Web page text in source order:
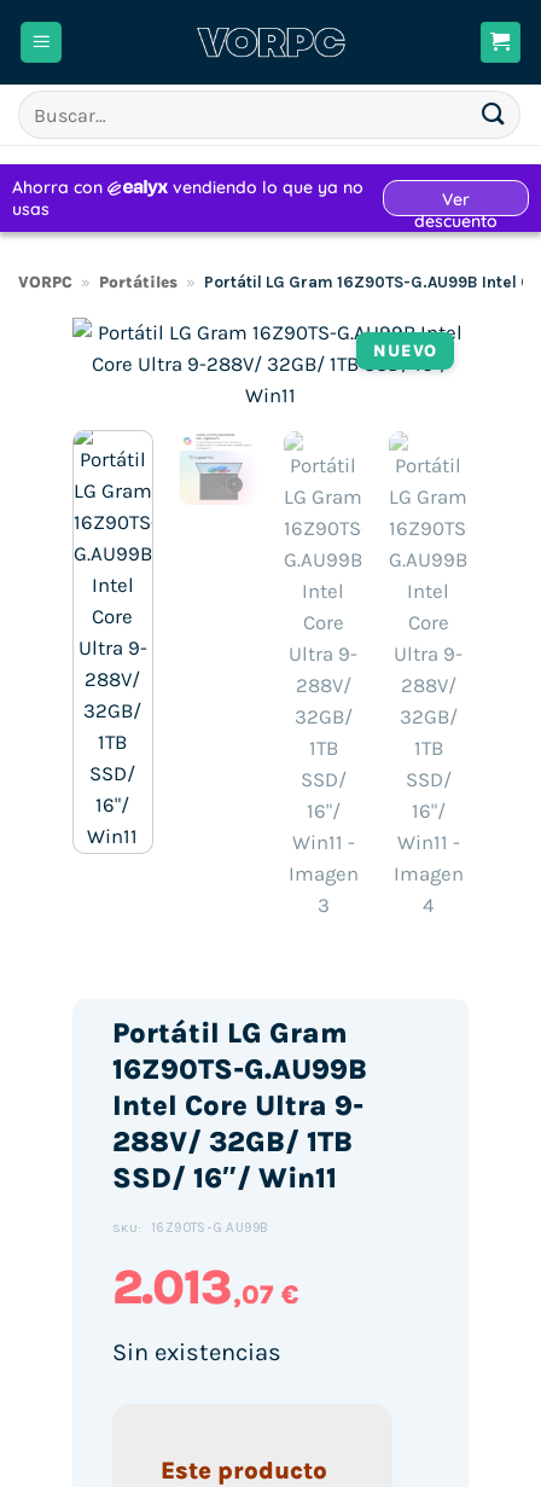
Buscar
por:
VORPC » Portátiles » Portátil LG Gram 16Z90TS-G.AU99B Intel
NUEVO
Portátil LG Gram
16Z90TS-G.AU99B
Intel Core Ultra 9-
288V/ 32GB/ 1TB
SSD/ 16″/ Win11
SKU: 16Z90TS-G.AU99B
2.013,07 €
Sin existencias
Este producto